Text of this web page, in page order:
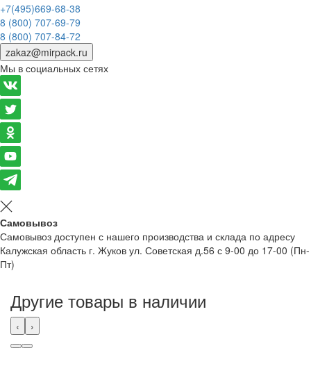
+7(495)669-68-38
8 (800) 707-69-79
8 (800) 707-84-72
zakaz@mirpack.ru
Мы в социальных сетях
Самовывоз
Самовывоз доступен с нашего производства и склада по адресу
Калужская область г. Жуков ул. Советская д.56 с 9-00 до 17-00 (Пн-
Пт)
Другие товары в наличии
‹ ›